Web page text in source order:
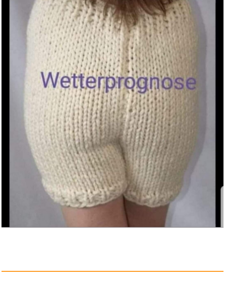
Anzeige
Smartwatch mit Telefonfunktion...
Anzeige